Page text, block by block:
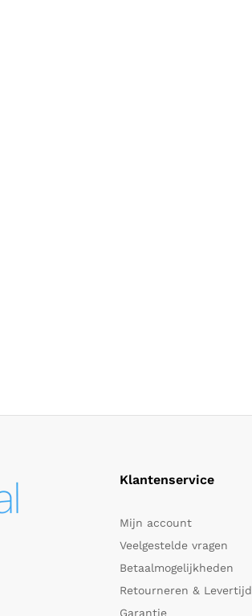
Klantenservice
Mijn account
Veelgestelde vragen
Betaalmogelijkheden
Retourneren & Levertijd
Garantie